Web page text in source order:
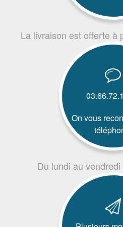
La livraison est offerte à
On vous
Du lundi au